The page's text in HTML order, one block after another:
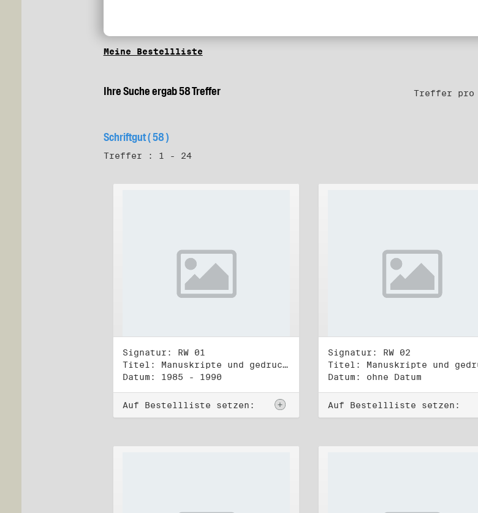
Meine Bestellliste
Ihre Suche ergab 58 Treffer Treffer pro
Schriftgut ( 58 )
Treffer : 1 - 24
Signatur: RW 01
Titel: Manuskripte und gedruckte Belege (1)
Datum: 1985 - 1990
Auf Bestellliste setzen:
Signatur: RW 02
Datum: ohne Datum
Auf Bestellliste setzen: